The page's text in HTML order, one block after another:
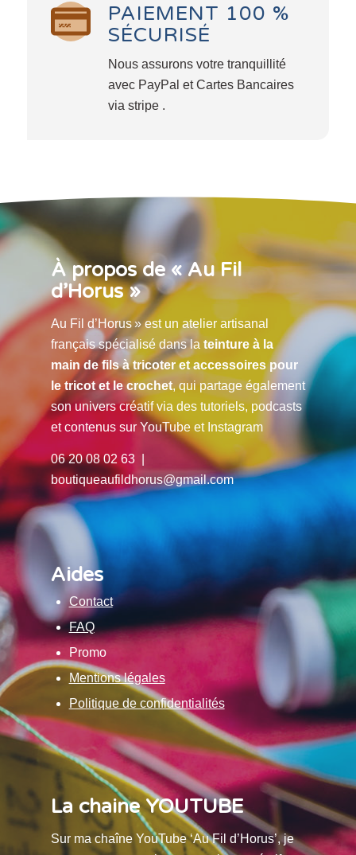
PAIEMENT 100 %
SÉCURISÉ
Nous assurons votre tranquillité
avec PayPal et Cartes Bancaires
via stripe .
À propos de « Au Fil
d’Horus »
Au Fil d’Horus » est un atelier artisanal
français spécialisé dans la teinture à la
main de fils à tricoter et accessoires pour
le tricot et le crochet, qui partage également
son univers créatif via des tutoriels, podcasts
et contenus sur YouTube et Instagram
06 20 08 02 63 |
boutiqueaufildhorus@gmail.com
Aides
Contact
FAQ
Promo
Mentions légales
Politique de confidentialités
La chaine YOUTUBE
Sur ma chaîne YouTube ‘Au Fil d’Horus’, je